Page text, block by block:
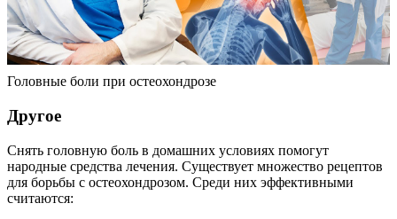
Головные боли при остеохондрозе
Другое
Снять головную боль в домашних условиях помогут
народные средства лечения. Существует множество рецептов
для борьбы с остеохондрозом. Среди них эффективными
считаются: